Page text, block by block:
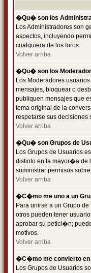
�Qu� son los
Los Administradores son
aspectos, incluyendo
cualquiera de los foros.
Volver arriba
�Qu� son los
Los Moderadores
mensajes, bloquear o
publiquen mensajes que
tema original de la
respetarse sus
Volver arriba
�Qu� son Grupos de
Los Grupos de Usuarios
distinto en la mayor�a de
suministrar permisos
Volver arriba
�C�mo me uno a un
Para unirse a un Grupo
otros pueden tener
aprobar su petici�n;
motivos.
Volver arriba
�C�mo me convierto en
Los Grupos de Usuarios